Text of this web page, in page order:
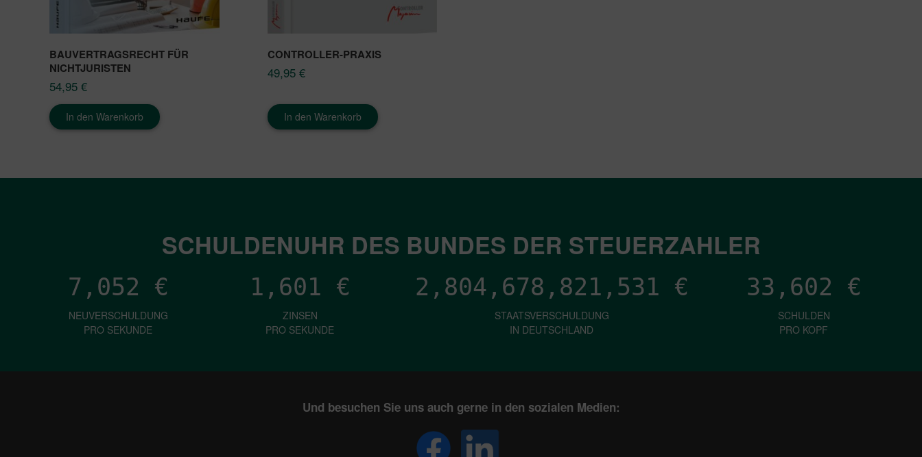
BAUVERTRAGSRECHT FÜR
NICHTJURISTEN
54,95 €
In den Warenkorb
CONTROLLER-PRAXIS
49,95 €
In den Warenkorb
SCHULDENUHR DES BUNDES DER STEUERZAHLER
7,052 €
NEUVERSCHULDUNG
PRO SEKUNDE
1,601 €
ZINSEN
PRO SEKUNDE
2,804,678,826,185 €
STAATSVERSCHULDUNG
IN DEUTSCHLAND
33,602 €
SCHULDEN
PRO KOPF
Und besuchen Sie uns auch gerne in den sozialen Medien: